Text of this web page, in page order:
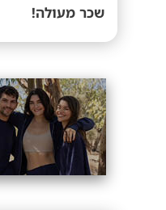
שכר מעולה!